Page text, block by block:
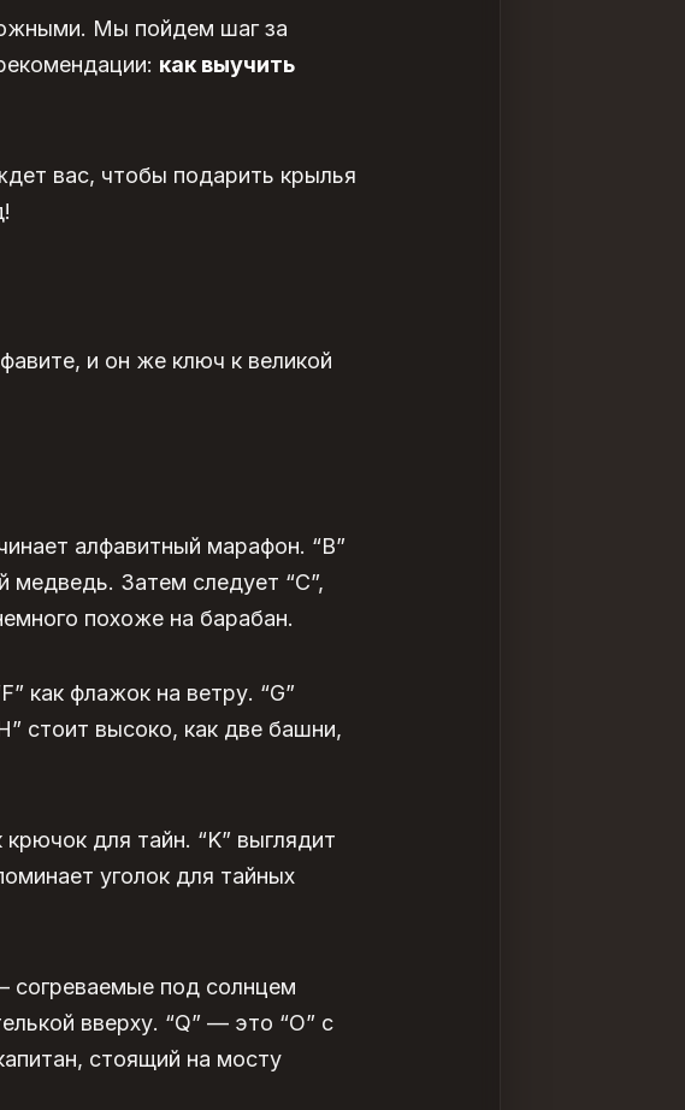
Мы пойдем шаг за
как выучить
вас, чтобы подарить крылья
и он же ключ к великой
алфавитный марафон. “B”
Затем следует “C”,
похоже на барабан.
как флажок на ветру. “G”
стоит высоко, как две башни,
для тайн. “K” выглядит
уголок для тайных
под солнцем
вверху. “Q” — это “O” с
стоящий на мосту